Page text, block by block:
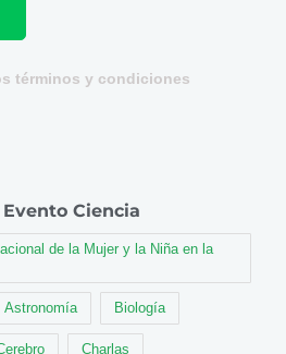
términos y condiciones
Ciencia
de la Mujer y la Niña en la
Astronomía Biología
Charlas